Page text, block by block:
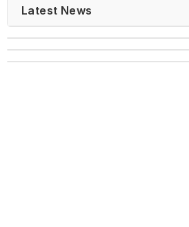
Latest News